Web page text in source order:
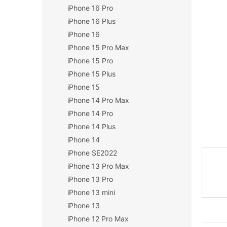
iPhone 16 Pro
iPhone 16 Plus
iPhone 16
iPhone 15 Pro Max
iPhone 15 Pro
iPhone 15 Plus
iPhone 15
iPhone 14 Pro Max
iPhone 14 Pro
iPhone 14 Plus
iPhone 14
iPhone SE2022
iPhone 13 Pro Max
iPhone 13 Pro
iPhone 13 mini
iPhone 13
iPhone 12 Pro Max